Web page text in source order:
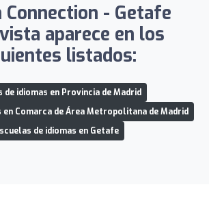
Connection - Getafe
aparece en los
listados:
de idiomas en Provincia de Madrid
en Comarca de Área Metropolitana de Madrid
de idiomas en Getafe